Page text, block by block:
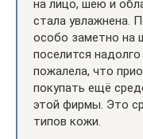
на лицо, шею и
стала увлажнена.
особо заметно на
поселится
пожалела, что
покупать ещё
этой фирмы. Это
типов кожи.